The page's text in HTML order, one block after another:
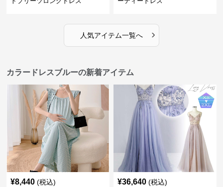
人気アイテム一覧へ ›
カラードレスブルーの新着アイテム
¥8,440 (税込) ¥36,640 (税込)